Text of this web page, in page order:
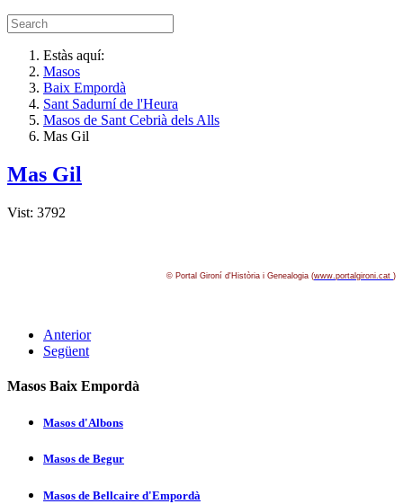
Estàs aquí:
Masos
Baix Empordà
Sant Sadurní de l'Heura
Masos de Sant Cebrià dels Alls
Mas Gil
Mas Gil
Vist: 3792
© Portal Gironí­ d'Història i Genealogia (www.portalgironi.cat )
Anterior
Següent
Masos Baix Empordà
Masos d'Albons
Masos de Begur
Masos de Bellcaire d'Empordà